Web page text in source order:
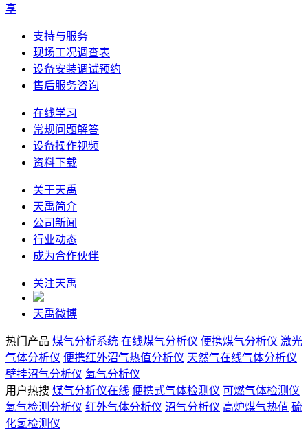
享
支持与服务
现场工况调查表
设备安装调试预约
售后服务咨询
在线学习
常规问题解答
设备操作视频
资料下载
关于天禹
天禹简介
公司新闻
行业动态
成为合作伙伴
关注天禹
天禹微博
热门产品 煤气分析系统 在线煤气分析仪 便携煤气分析仪 激光
气体分析仪 便携红外沼气热值分析仪 天然气在线气体分析仪
壁挂沼气分析仪 氧气分析仪
用户热搜 煤气分析仪在线 便携式气体检测仪 可燃气体检测仪
氧气检测分析仪 红外气体分析仪 沼气分析仪 高炉煤气热值 硫
化氢检测仪